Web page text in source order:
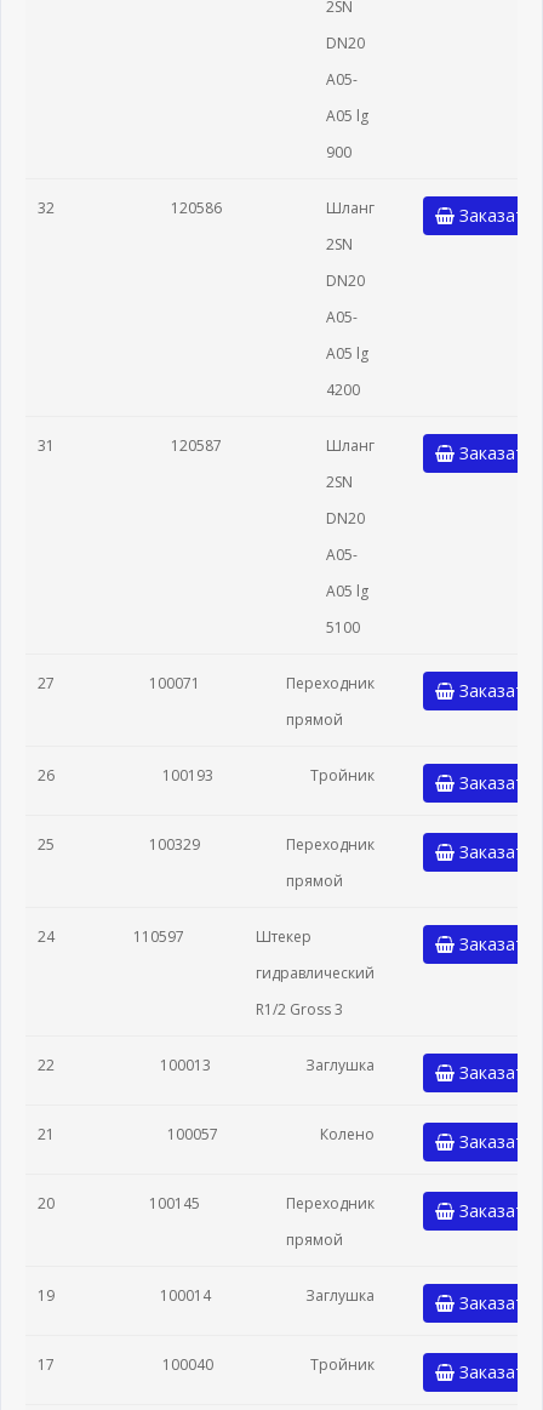
2SN
DN20
A05-
A05 lg
900
32 120586
Шланг
2SN
DN20
A05-
A05 lg
4200
Заказать
31 120587
Шланг
2SN
DN20
A05-
A05 lg
5100
Заказать
27 100071
Переходник
прямой
Заказать
26 100193 Тройник Заказать
25 100329
Переходник
прямой
Заказать
24 110597
Штекер
гидравлический
R1/2 Gross 3
Заказать
22 100013 Заглушка Заказать
21 100057 Колено Заказать
20 100145
Переходник
прямой
Заказать
19 100014 Заглушка Заказать
17 100040 Тройник Заказать